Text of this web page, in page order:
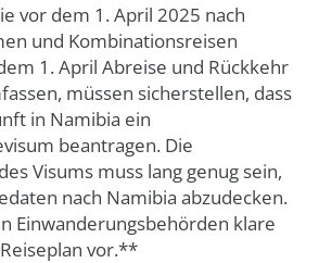
vor dem 1. April 2025 nach
und Kombinationsreisen
1. April Abreise und Rückkehr
müssen sicherstellen, dass
in Namibia ein
beantragen. Die
Visums muss lang genug sein,
nach Namibia abzudecken.
Einwanderungsbehörden klare
vor.**